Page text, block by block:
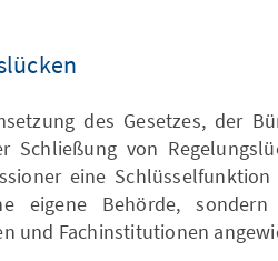
des Gesetzes, der
Schließung von
eine
eigene Behörde,
und Fachinstitutionen